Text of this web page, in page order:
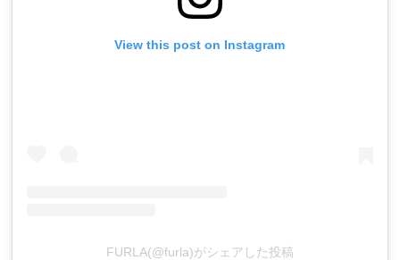
View this post on Instagram
FURLA(@furla)がシェアした投稿